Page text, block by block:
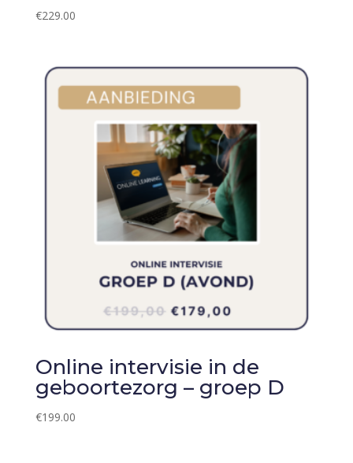
€229.00
Online intervisie in de
geboortezorg – groep D
€199.00